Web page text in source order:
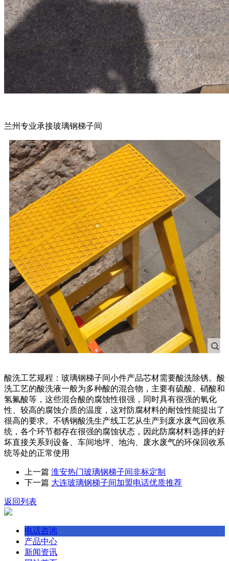
兰州专业承接玻璃钢梯子间
酸洗工艺规程：玻璃钢梯子间小件产品芯材需要酸洗除锈。酸
洗工艺的酸洗液一般为多种酸的混合物，主要有硫酸、硝酸和
氢氟酸等，这些混合酸的腐蚀性很强，同时具有很强的氧化
性、较高的腐蚀介质的温度，这对防腐材料的耐蚀性能提出了
很高的要求。不锈钢酸洗生产线工艺从生产到废水废气回收系
统，各个环节都存在很强的腐蚀状态，因此防腐材料选择的好
坏直接关系到设备、车间地坪、地沟、废水废气的环保回收系
统等处的正常使用
上一篇 淮安热门玻璃钢梯子间非标定制
下一篇 大连玻璃钢梯子间加盟电话优质推荐
返回列表
电话咨询
产品中心
新闻资讯